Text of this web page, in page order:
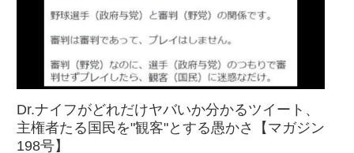
Dr.ナイフがどれだけヤバいか分かるツイート、
主権者たる国民を"観客"とする愚かさ【マガジン
198号】